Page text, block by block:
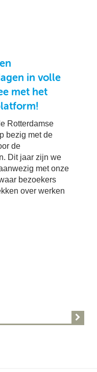
in volle
met het
Rotterdamse
bezig met de
de
Dit jaar zijn we
met onze
bezoekers
over werken